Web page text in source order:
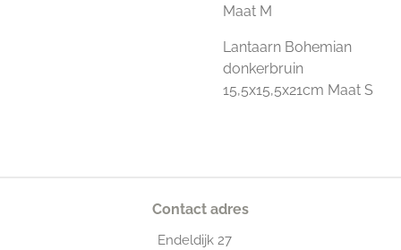
Maat M
Lantaarn Bohemian
donkerbruin
15,5x15,5x21cm Maat S
Contact adres
Endeldijk 27